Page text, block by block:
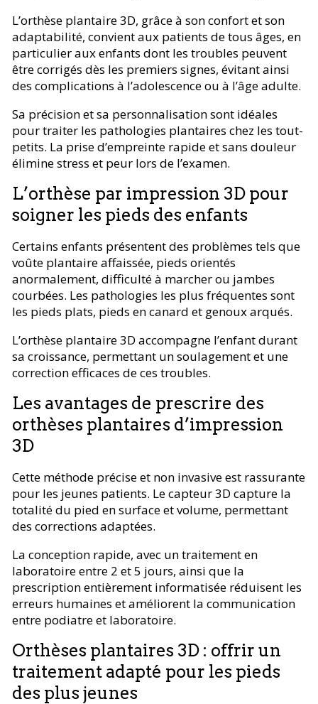
L’orthèse plantaire 3D, grâce à son confort et son
adaptabilité, convient aux patients de tous âges, en
particulier aux enfants dont les troubles peuvent
être corrigés dès les premiers signes, évitant ainsi
des complications à l’adolescence ou à l’âge adulte.
Sa précision et sa personnalisation sont idéales
pour traiter les pathologies plantaires chez les tout-
petits. La prise d’empreinte rapide et sans douleur
élimine stress et peur lors de l’examen.
L’orthèse par impression 3D pour
soigner les pieds des enfants
Certains enfants présentent des problèmes tels que
voûte plantaire affaissée, pieds orientés
anormalement, difficulté à marcher ou jambes
courbées. Les pathologies les plus fréquentes sont
les pieds plats, pieds en canard et genoux arqués.
L’orthèse plantaire 3D accompagne l’enfant durant
sa croissance, permettant un soulagement et une
correction efficaces de ces troubles.
Les avantages de prescrire des
orthèses plantaires d’impression
3D
Cette méthode précise et non invasive est rassurante
pour les jeunes patients. Le capteur 3D capture la
totalité du pied en surface et volume, permettant
des corrections adaptées.
La conception rapide, avec un traitement en
laboratoire entre 2 et 5 jours, ainsi que la
prescription entièrement informatisée réduisent les
erreurs humaines et améliorent la communication
entre podiatre et laboratoire.
Orthèses plantaires 3D : offrir un
traitement adapté pour les pieds
des plus jeunes